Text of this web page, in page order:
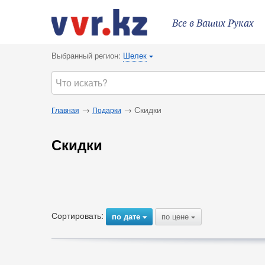
Все в Ваших Руках
Выбранный регион: Шелек {
Главная → Подарки → Скидки
Скидки
Сортировать: по дате{ по цене {